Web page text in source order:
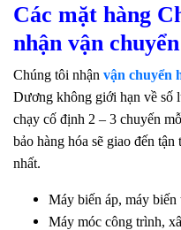
Các mặt hàng
nhận vận
Chúng tôi nhận vận chuyển
Dương không giới hạn về số
chạy cố định 2 – 3 chuyến
bảo hàng hóa sẽ giao đến
nhất.
Máy biến áp, máy biến
Máy móc công trình,